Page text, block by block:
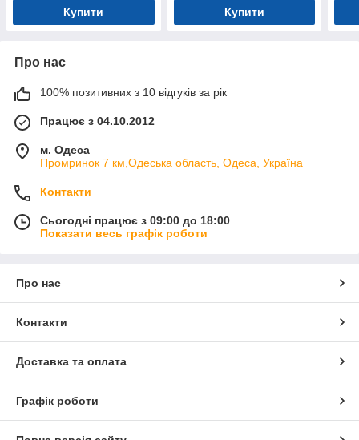
Купити Купити
Про нас
100% позитивних з 10 відгуків за рік
Працює з 04.10.2012
м. Одеса
Промринок 7 км,Одеська область, Одеса, Україна
Контакти
Сьогодні працює з 09:00 до 18:00
Показати весь графік роботи
Про нас
Контакти
Доставка та оплата
Графік роботи